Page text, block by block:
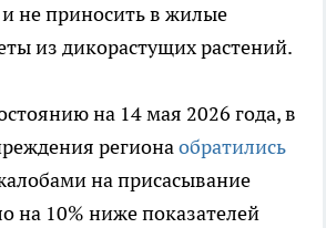
не приносить в жилые
из дикорастущих растений.
на 14 мая 2026 года, в
регионаобратились
на присасывание
на 10% ниже показателей